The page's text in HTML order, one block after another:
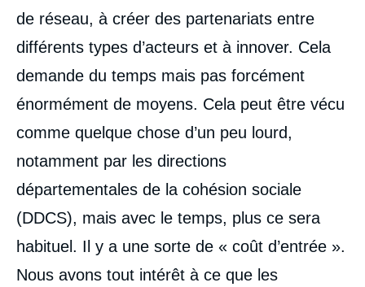
de réseau, à créer des partenariats entre
différents types d’acteurs et à innover. Cela
demande du temps mais pas forcément
énormément de moyens. Cela peut être vécu
comme quelque chose d’un peu lourd,
notamment par les directions
départementales de la cohésion sociale
(DDCS), mais avec le temps, plus ce sera
habituel. Il y a une sorte de « coût d’entrée ».
Nous avons tout intérêt à ce que les